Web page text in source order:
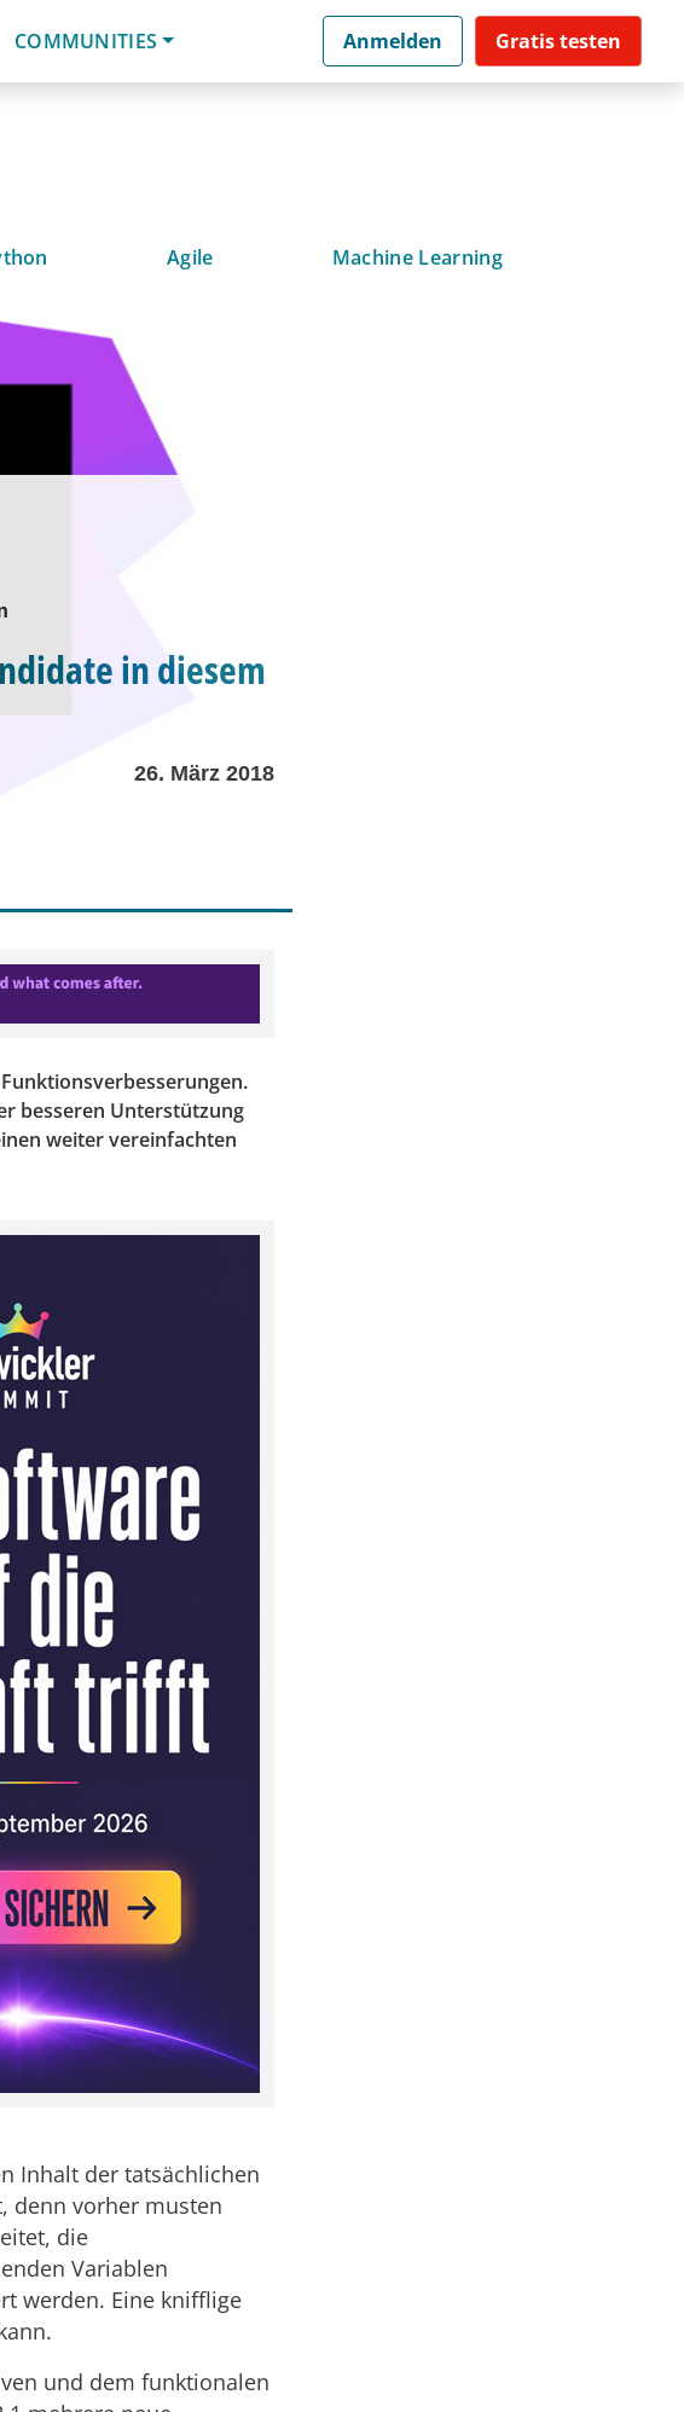
COMMUNITIES Anmelden Gratis testen
Agile Machine Learning
in diesem
26. März 2018
besseren Unterstützung
weiter vereinfachten
Inhalt der tatsächlichen
denn vorher musten
die
Variablen
werden. Eine knifflige
und dem funktionalen